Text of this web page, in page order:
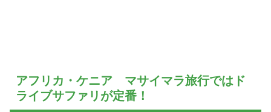
アフリカ・ケニア マサイマラ旅行ではド
ライブサファリが定番！